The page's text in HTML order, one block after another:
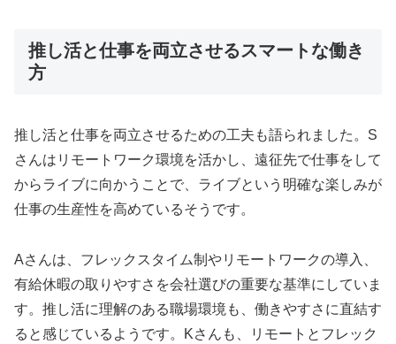
推し活と仕事を両立させるスマートな働き
方
推し活と仕事を両立させるための工夫も語られました。S
さんはリモートワーク環境を活かし、遠征先で仕事をして
からライブに向かうことで、ライブという明確な楽しみが
仕事の生産性を高めているそうです。
Aさんは、フレックスタイム制やリモートワークの導入、
有給休暇の取りやすさを会社選びの重要な基準にしていま
す。推し活に理解のある職場環境も、働きやすさに直結す
ると感じているようです。Kさんも、リモートとフレック